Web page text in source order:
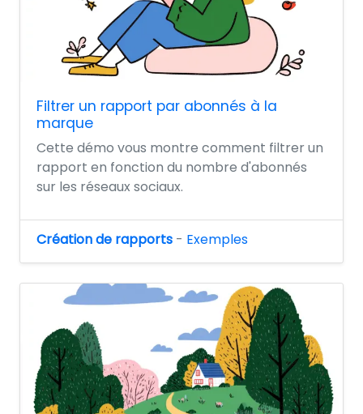
Filtrer un rapport par abonnés à la
marque
Cette démo vous montre comment filtrer un
rapport en fonction du nombre d'abonnés
sur les réseaux sociaux.
Création de rapports - Exemples